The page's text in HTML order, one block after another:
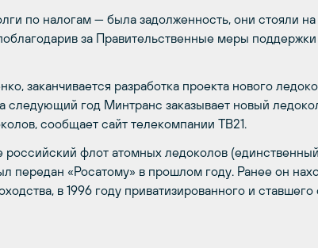
по налогам — была задолженность, они стояли на
за Правительственные меры
заканчивается разработка проекта нового
следующий год Минтранс заказывает новый
сообщает сайт телекомпании ТВ21.
флот атомных ледоколов
передан «Росатому» в прошлом году. Ранее он
в 1996 году приватизированного и